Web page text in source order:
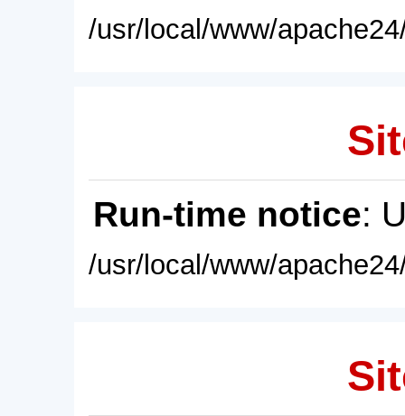
/usr/local/www/
Run-time notice:
/usr/local/www/